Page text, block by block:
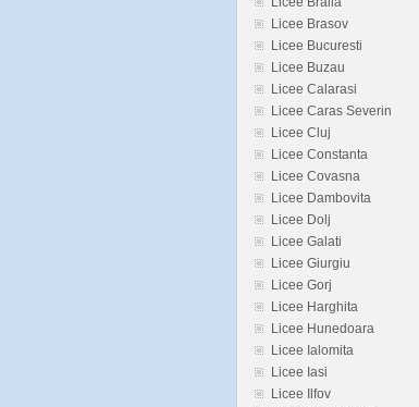
Licee Brasov
Licee Bucuresti
Licee Buzau
Licee Calarasi
Licee Caras Severin
Licee Cluj
Licee Constanta
Licee Covasna
Licee Dambovita
Licee Dolj
Licee Galati
Licee Giurgiu
Licee Gorj
Licee Harghita
Licee Hunedoara
Licee Ialomita
Licee Iasi
Licee Ilfov